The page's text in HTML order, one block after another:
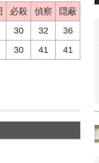
必殺 偵察
隠蔽
30 32
36
30 41 41